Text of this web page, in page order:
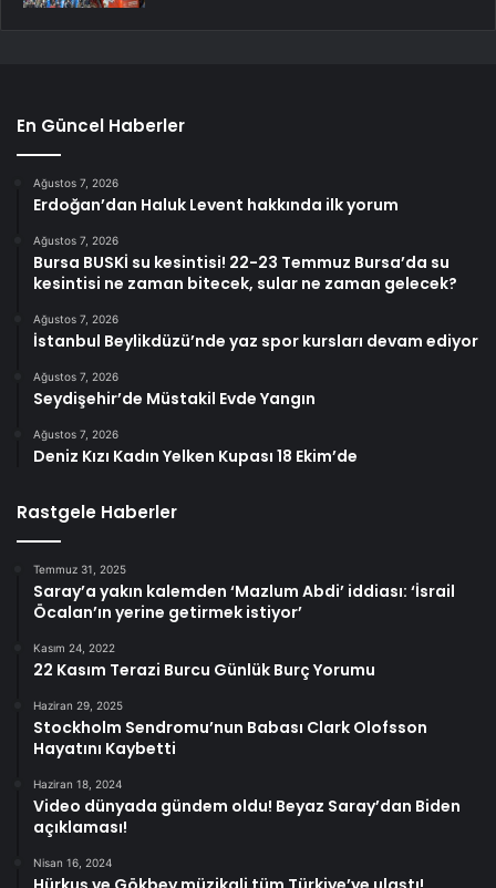
En Güncel Haberler
Ağustos 7, 2026
Erdoğan’dan Haluk Levent hakkında ilk yorum
Ağustos 7, 2026
Bursa BUSKİ su kesintisi! 22-23 Temmuz Bursa’da su
kesintisi ne zaman bitecek, sular ne zaman gelecek?
Ağustos 7, 2026
İstanbul Beylikdüzü’nde yaz spor kursları devam ediyor
Ağustos 7, 2026
Seydişehir’de Müstakil Evde Yangın
Ağustos 7, 2026
Deniz Kızı Kadın Yelken Kupası 18 Ekim’de
Rastgele Haberler
Temmuz 31, 2025
Saray’a yakın kalemden ‘Mazlum Abdi’ iddiası: ‘İsrail
Öcalan’ın yerine getirmek istiyor’
Kasım 24, 2022
22 Kasım Terazi Burcu Günlük Burç Yorumu
Haziran 29, 2025
Stockholm Sendromu’nun Babası Clark Olofsson
Hayatını Kaybetti
Haziran 18, 2024
Video dünyada gündem oldu! Beyaz Saray’dan Biden
açıklaması!
Nisan 16, 2024